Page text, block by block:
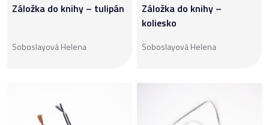
Záložka do knihy – tulipán
Soboslayová Helena
Záložka do knihy –
koliesko
Soboslayová Helena